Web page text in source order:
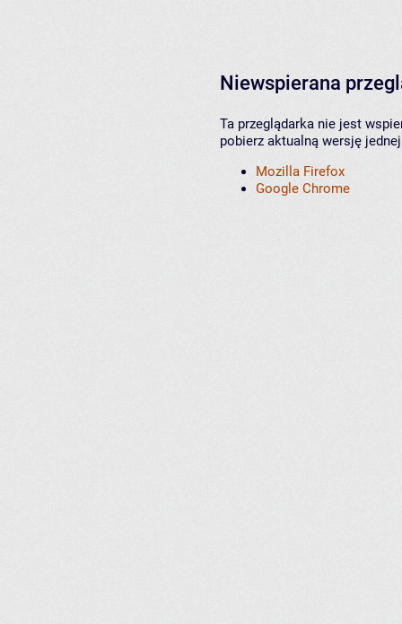
Niewspierana
Ta przeglądarka nie jest
pobierz aktualną wersję
Mozilla Firefox
Google Chrome